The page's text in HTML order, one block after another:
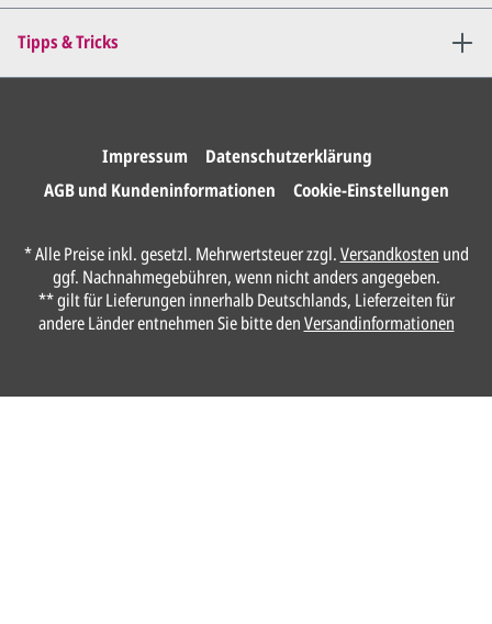
Tipps & Tricks
Impressum
Datenschutzerklärung
AGB und Kundeninformationen
Cookie-Einstellungen
* Alle Preise inkl. gesetzl. Mehrwertsteuer zzgl.Versandkosten und
ggf. Nachnahmegebühren, wenn nicht anders angegeben.
** gilt für Lieferungen innerhalb Deutschlands, Lieferzeiten für
andere Länder entnehmen Sie bitte denVersandinformationen